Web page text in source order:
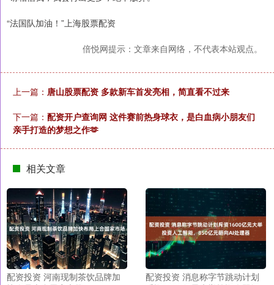
“法国队加油！”上海股票配资
倍悦网提示：文章来自网络，不代表本站观点。
上一篇： 唐山股票配资 多款新车首发亮相，简直看不过来
下一篇： 配资开户查询网 这件赛前热身球衣，是白血病小朋友们
亲手打造的梦想之作🫶
相关文章
配资投资 河南现制茶饮品牌加
配资投资 消息称字节跳动计划